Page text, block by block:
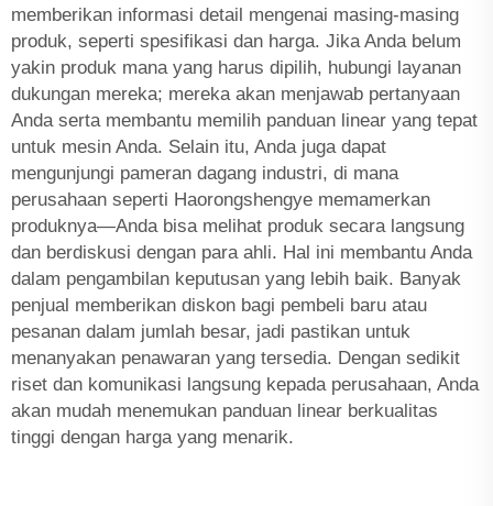
memberikan informasi detail mengenai masing-masing
produk, seperti spesifikasi dan harga. Jika Anda belum
yakin produk mana yang harus dipilih, hubungi layanan
dukungan mereka; mereka akan menjawab pertanyaan
Anda serta membantu memilih panduan linear yang tepat
untuk mesin Anda. Selain itu, Anda juga dapat
mengunjungi pameran dagang industri, di mana
perusahaan seperti Haorongshengye memamerkan
produknya—Anda bisa melihat produk secara langsung
dan berdiskusi dengan para ahli. Hal ini membantu Anda
dalam pengambilan keputusan yang lebih baik. Banyak
penjual memberikan diskon bagi pembeli baru atau
pesanan dalam jumlah besar, jadi pastikan untuk
menanyakan penawaran yang tersedia. Dengan sedikit
riset dan komunikasi langsung kepada perusahaan, Anda
akan mudah menemukan panduan linear berkualitas
tinggi dengan harga yang menarik.